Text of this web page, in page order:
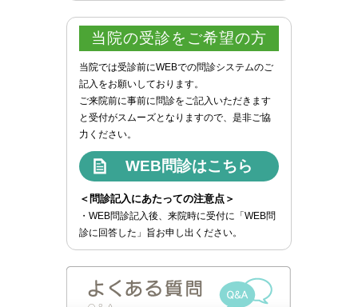
当院の受診をご希望の方
当院では受診前にWEBでの問診システムのご
記入をお願いしております。
ご来院前に事前に問診をご記入いただきます
と受付がスムーズとなりますので、是非ご協
力ください。
WEB問診はこちら
＜問診記入にあたっての注意点＞
・WEB問診記入後、来院時に受付に「WEB問
診に回答した」旨お申し出ください。